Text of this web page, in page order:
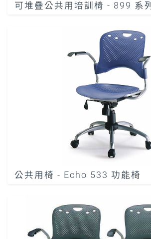
可堆疊公共用培訓椅 - 899 系列
公共用椅 - Echo 533 功能椅